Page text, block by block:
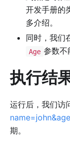
开发手册的
多介绍。
同时，我们
Age 参数不
执行结
运行后，我们访
期。